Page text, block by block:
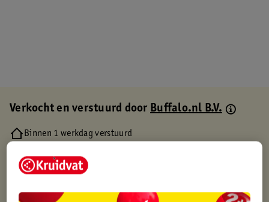
Verkocht en verstuurd doorBuffalo.nl B.V.
Binnen 1 werkdag verstuurd
Gratis retourneren via verkooppartner.
Gratis punten met je Kruidvat kaart